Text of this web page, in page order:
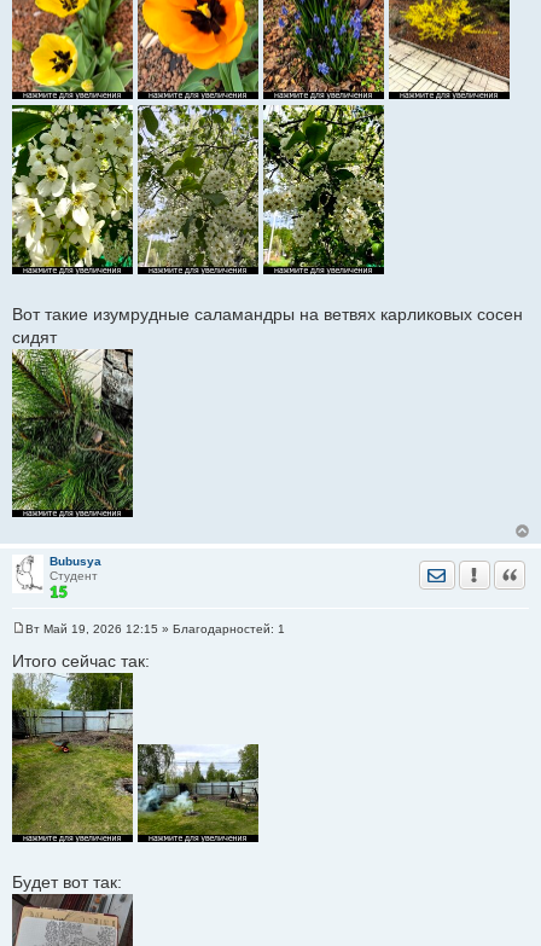
Вот такие изумрудные саламандры на ветвях карликовых сосен
сидят
Bubusya
Студент
Отправить
о
б
щ
е
н
и
е
Вт Май 19, 2026 12:15 » Благодарностей: 1
Итого сейчас так:
Будет вот так: